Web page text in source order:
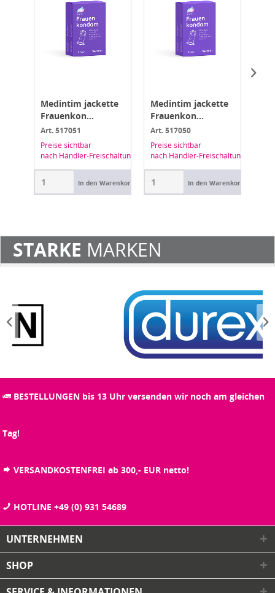
STARKE MARKEN
Medintim jackette
Frauenkon...
Art. 517051
Preise sichtbar
nach Händler-Freischaltung
In den Warenkorb
Medintim jackette
Frauenkon...
Art. 517050
Preise sichtbar
nach Händler-Freischaltung
In den Warenkorb
BESTELLUNGEN bis 13 Uhr versenden wir noch am gleichen
Tag!
VERSANDKOSTENFREI ab 300,- EUR netto!
HOTLINE +49 (0) 931 54689
UNTERNEHMEN
SHOP